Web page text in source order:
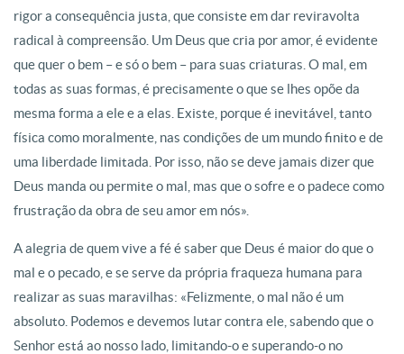
rigor a consequência justa, que consiste em dar reviravolta
radical à compreensão. Um Deus que cria por amor, é evidente
que quer o bem – e só o bem – para suas criaturas. O mal, em
todas as suas formas, é precisamente o que se lhes opõe da
mesma forma a ele e a elas. Existe, porque é inevitável, tanto
física como moralmente, nas condições de um mundo finito e de
uma liberdade limitada. Por isso, não se deve jamais dizer que
Deus manda ou permite o mal, mas que o sofre e o padece como
frustração da obra de seu amor em nós».
A alegria de quem vive a fé é saber que Deus é maior do que o
mal e o pecado, e se serve da própria fraqueza humana para
realizar as suas maravilhas: «Felizmente, o mal não é um
absoluto. Podemos e devemos lutar contra ele, sabendo que o
Senhor está ao nosso lado, limitando-o e superando-o no